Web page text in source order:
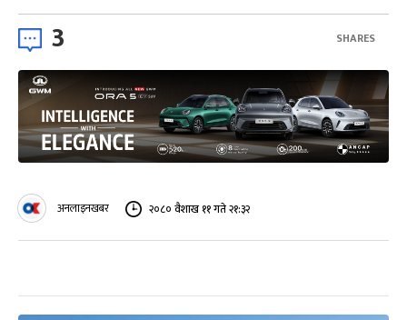
3 SHARES
अनलाइनखबर २०८० वैशाख ११ गते २१:३२